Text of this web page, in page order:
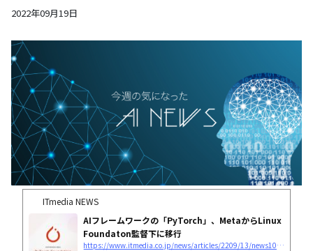
2022年09月19日
ITmedia NEWS
AIフレームワークの「PyTorch」、MetaからLinux
Foundaton監督下に移行
https://www.itmedia.co.jp/news/articles/2209/13/news103.html